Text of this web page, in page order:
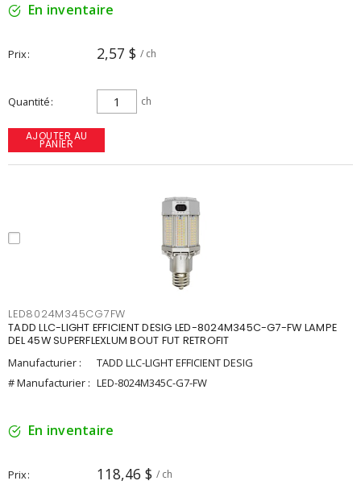
En inventaire
Prix 2,57 $ / ch
Quantité ch
AJOUTER AU
PANIER
LED8024M345CG7FW
TADD LLC-LIGHT EFFICIENT DESIG LED-8024M345C-G7-FW LAMPE
DEL 45W SUPERFLEXLUM BOUT FUT RETROFIT
Manufacturier :
TADD LLC-LIGHT EFFICIENT DESIG
# Manufacturier : LED-8024M345C-G7-FW
En inventaire
Prix 118,46 $ / ch